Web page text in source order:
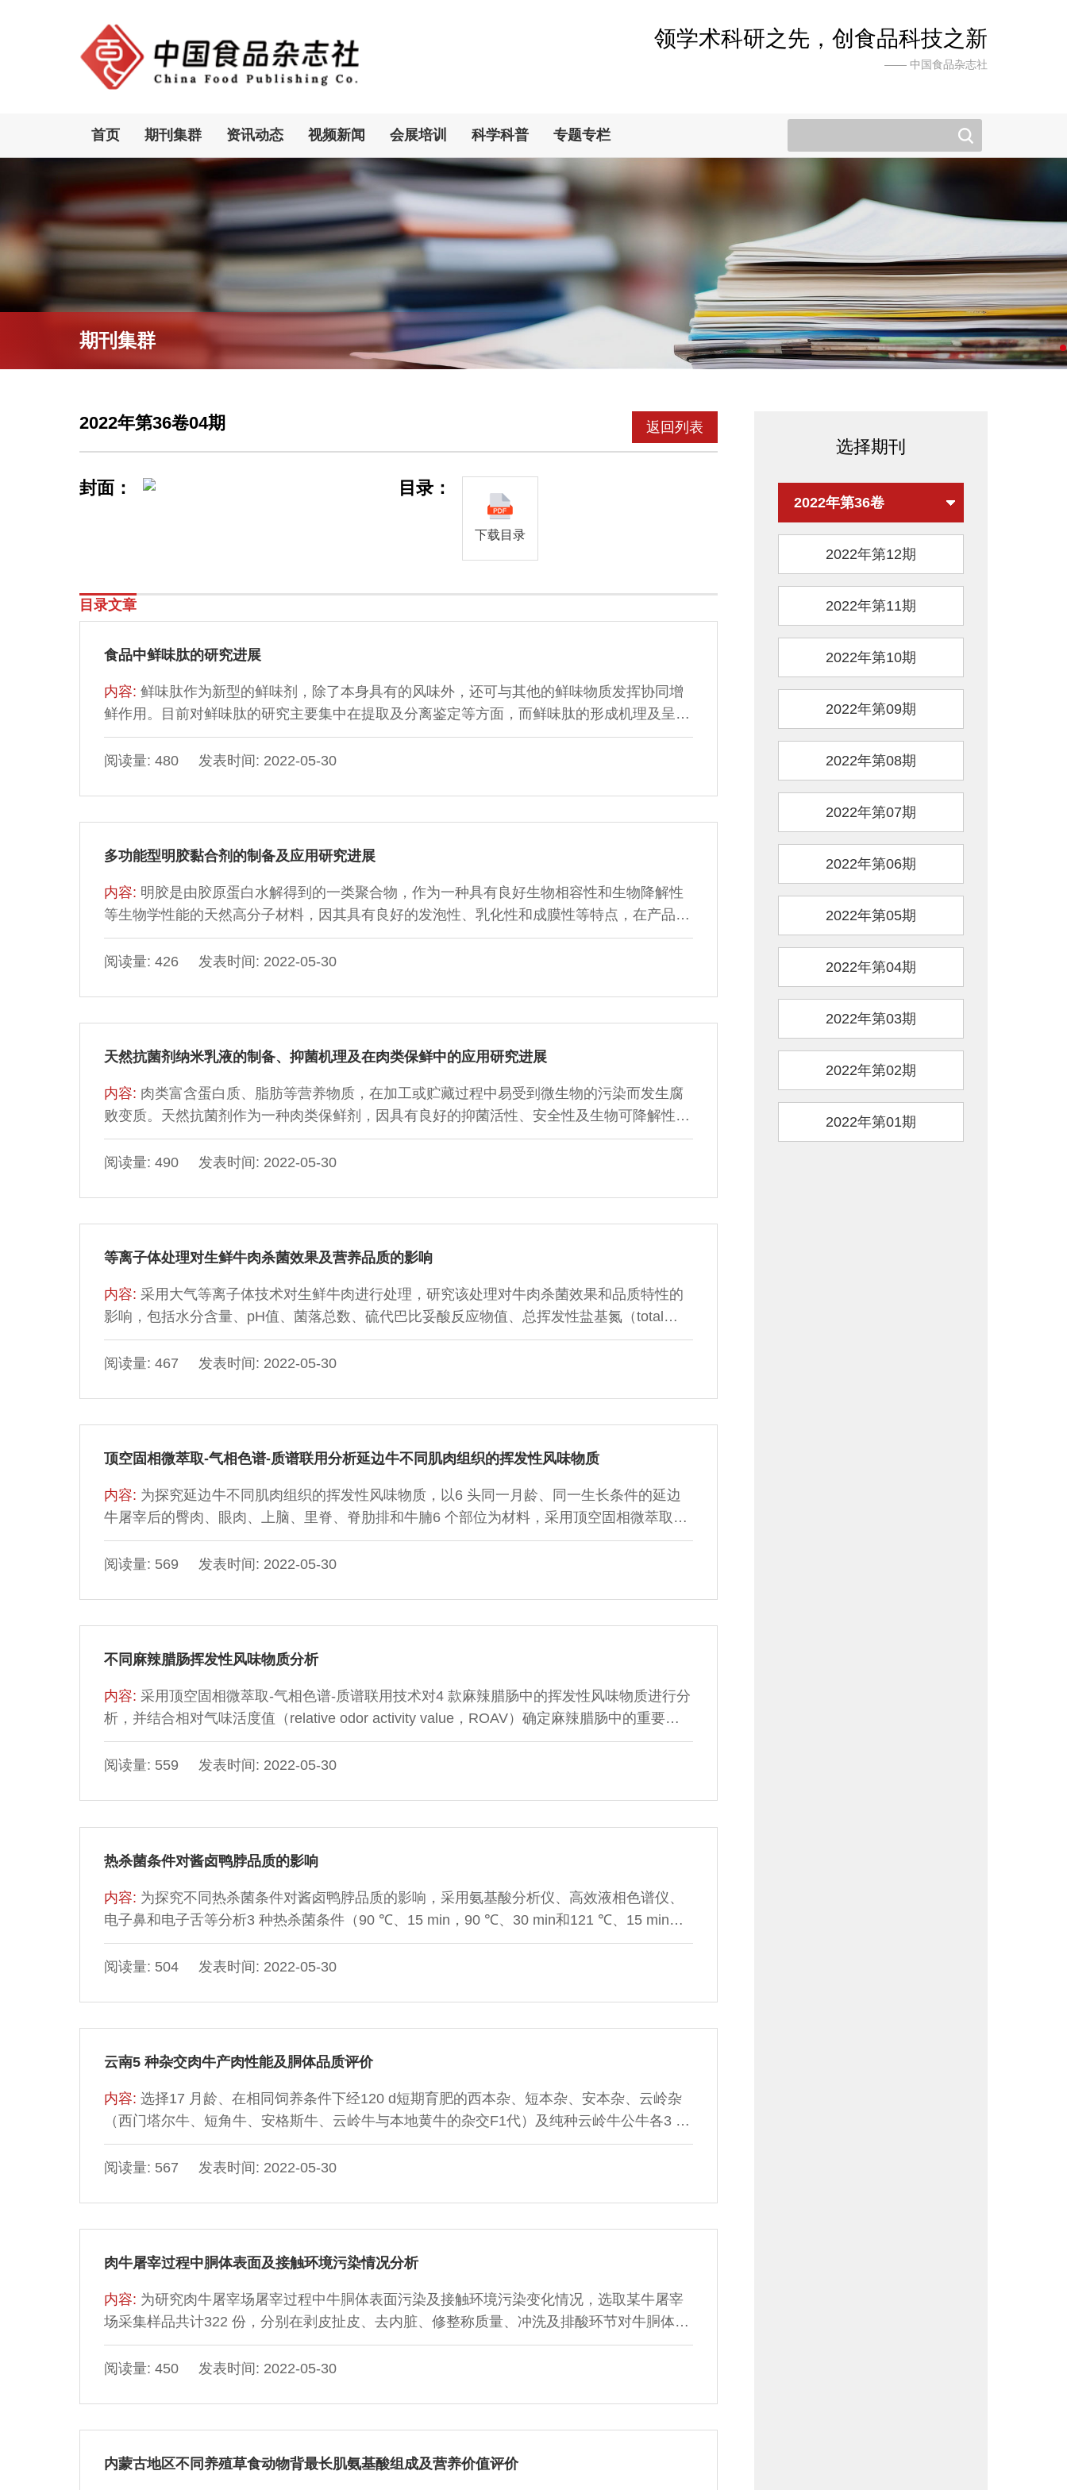
领学术科研之先，创食品科技之新
—— 中国食品杂志社
首页 期刊集群 资讯动态 视频新闻 会展培训 科学科普 专题专栏
期刊集群
2022年第36卷04期 返回列表
封面： 目录：
下载目录
目录文章
食品中鲜味肽的研究进展
内容: 鲜味肽作为新型的鲜味剂，除了本身具有的风味外，还可与其他的鲜味物质发挥协同增
鲜作用。目前对鲜味肽的研究主要集中在提取及分离鉴定等方面，而鲜味肽的形成机理及呈味
机制仍不明确。本文对鲜味肽的制备与分离鉴定方法、呈味影响因素、鲜味评价方法、具体应
用、呈味机制等方面进行综述，以期为鲜味肽的进一步深入研究提供科学理论依据。
阅读量: 480 发表时间: 2022-05-30
多功能型明胶黏合剂的制备及应用研究进展
内容: 明胶是由胶原蛋白水解得到的一类聚合物，作为一种具有良好生物相容性和生物降解性
等生物学性能的天然高分子材料，因其具有良好的发泡性、乳化性和成膜性等特点，在产品包
装、增稠、充当递送载体等方面被广泛应用。本文就明胶凝胶强度、黏度、颜色、产量、等电
点等理化性质及其影响因素，以及明胶不同类型的改性、交联方式和制备各种功能性明胶基水
阅读量: 426 发表时间: 2022-05-30
天然抗菌剂纳米乳液的制备、抑菌机理及在肉类保鲜中的应用研究进展
内容: 肉类富含蛋白质、脂肪等营养物质，在加工或贮藏过程中易受到微生物的污染而发生腐
败变质。天然抗菌剂作为一种肉类保鲜剂，因具有良好的抑菌活性、安全性及生物可降解性而
受到广泛关注。然而，有些天然抗菌剂具有高挥发性、低水溶性、热不稳定等缺陷，导致其在
肉类保鲜中的应用受到局限。纳米乳液作为一种包埋系统，能够将天然抗菌剂包埋在其内部，
菌剂纳米乳液的抑菌机理与
阅读量: 490 发表时间: 2022-05-30
等离子体处理对生鲜牛肉杀菌效果及营养品质的影响
内容: 采用大气等离子体技术对生鲜牛肉进行处理，研究该处理对牛肉杀菌效果和品质特性的
影响，包括水分含量、pH值、菌落总数、硫代巴比妥酸反应物值、总挥发性盐基氮（total
volatile basic nitrogen，TVB-N）含量、色差值、游离氨基酸含量及脂肪酸含量等品质指标。
结果表明：经过30 s等离子体处理可有效降低牛肉的菌落总数，减缓脂质氧化和TVB-N含量增
阅读量: 467 发表时间: 2022-05-30
顶空固相微萃取-气相色谱-质谱联用分析延边牛不同肌肉组织的挥发性风味物质
内容: 为探究延边牛不同肌肉组织的挥发性风味物质，以6 头同一月龄、同一生长条件的延边
牛屠宰后的臀肉、眼肉、上脑、里脊、脊肋排和牛腩6 个部位为材料，采用顶空固相微萃取结
合气相色谱-质谱联用对其挥发性风味物质进行检测，通过峰面积归一法确定各成分的相对含
量，确定不同部位肌肉关键性挥发性风味物质。结果表明：共检测出醛类、醇类、酮类、烷烃
阅读量: 569 发表时间: 2022-05-30
不同麻辣腊肠挥发性风味物质分析
内容: 采用顶空固相微萃取-气相色谱-质谱联用技术对4 款麻辣腊肠中的挥发性风味物质进行分
析，并结合相对气味活度值（relative odor activity value，ROAV）确定麻辣腊肠中的重要风
味物质。结果表明：4 款麻辣腊肠中共鉴定出138 种挥发性化合物，其中包含106 种风味化合
物，进一步对风味化合物进行ROAV分析，确定出ROAV≥0.1的风味化合物有58 种，并对29
阅读量: 559 发表时间: 2022-05-30
热杀菌条件对酱卤鸭脖品质的影响
内容: 为探究不同热杀菌条件对酱卤鸭脖品质的影响，采用氨基酸分析仪、高效液相色谱仪、
电子鼻和电子舌等分析3 种热杀菌条件（90 ℃、15 min，90 ℃、30 min和121 ℃、15 min）
和未杀菌酱卤鸭脖的品质指标变化。结果表明：随热杀菌温度或时间的增加，酱卤鸭脖中蛋白
质、脂肪、硫胺素和氯化钠含量均减少，而高温杀菌（121 ℃、15 min）组含量显著减少（P
阅读量: 504 发表时间: 2022-05-30
云南5 种杂交肉牛产肉性能及胴体品质评价
内容: 选择17 月龄、在相同饲养条件下经120 d短期育肥的西本杂、短本杂、安本杂、云岭杂
（西门塔尔牛、短角牛、安格斯牛、云岭牛与本地黄牛的杂交F1代）及纯种云岭牛公牛各3
头，开展屠宰性能测定及胴体品质评价。结果表明：云岭牛、云岭杂、安本杂、短本杂和西本
杂屠宰率分别为60.60%、61.04%、62.02%、61.79%和61.66%，净肉率分别为47.63%、
阅读量: 567 发表时间: 2022-05-30
肉牛屠宰过程中胴体表面及接触环境污染情况分析
内容: 为研究肉牛屠宰场屠宰过程中牛胴体表面污染及接触环境污染变化情况，选取某牛屠宰
场采集样品共计322 份，分别在剥皮扯皮、去内脏、修整称质量、冲洗及排酸环节对牛胴体后
腿、背部、胸部、前腿及颈部以及屠宰前后的工人手部及刀具进行采样，测定菌落总数、乳酸
菌、大肠菌群、金黄色葡萄球菌及假单胞菌的污染情况。结果表明：胴体表面污染情况总体呈
2.10（lg（CFU/cm2
阅读量: 450 发表时间: 2022-05-30
内蒙古地区不同养殖草食动物背最长肌氨基酸组成及营养价值评价
选择期刊
2022年第36卷
2022年第12期
2022年第11期
2022年第10期
2022年第09期
2022年第08期
2022年第07期
2022年第06期
2022年第05期
2022年第04期
2022年第03期
2022年第02期
2022年第01期